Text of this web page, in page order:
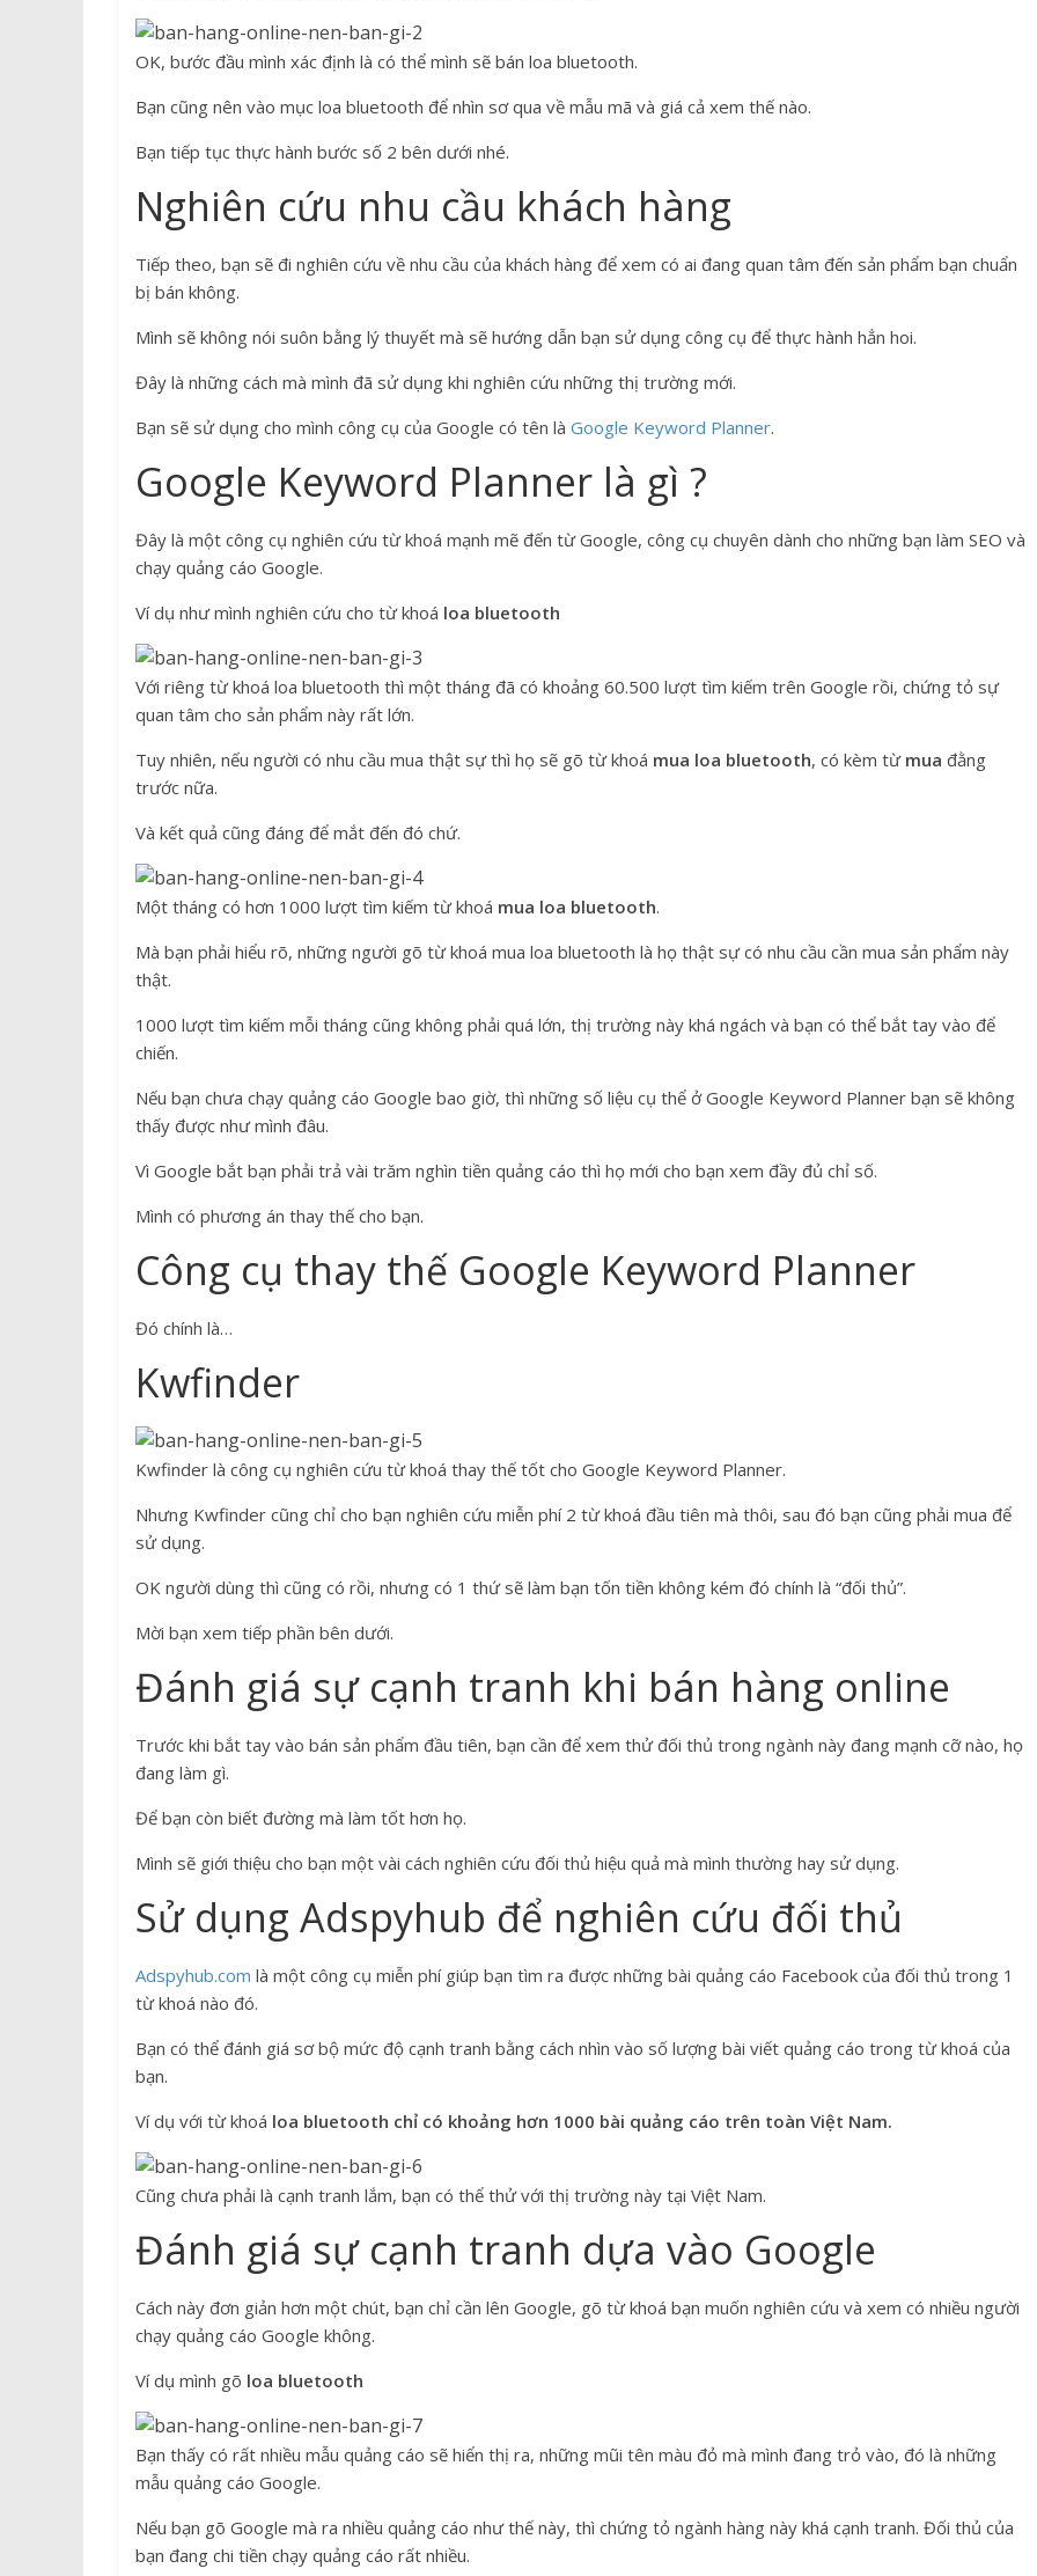
OK, bước đầu mình xác định là có thể mình sẽ bán loa bluetooth.
Bạn cũng nên vào mục loa bluetooth để nhìn sơ qua về mẫu mã và giá cả xem thế nào.
Bạn tiếp tục thực hành bước số 2 bên dưới nhé.
Nghiên cứu nhu cầu khách hàng
Tiếp theo, bạn sẽ đi nghiên cứu về nhu cầu của khách hàng để xem có ai đang quan tâm đến sản phẩm bạn chuẩn
bị bán không.
Mình sẽ không nói suôn bằng lý thuyết mà sẽ hướng dẫn bạn sử dụng công cụ để thực hành hẳn hoi.
Đây là những cách mà mình đã sử dụng khi nghiên cứu những thị trường mới.
Bạn sẽ sử dụng cho mình công cụ của Google có tên là Google Keyword Planner.
Google Keyword Planner là gì ?
Đây là một công cụ nghiên cứu từ khoá mạnh mẽ đến từ Google, công cụ chuyên dành cho những bạn làm SEO và
chạy quảng cáo Google.
Ví dụ như mình nghiên cứu cho từ khoá loa bluetooth
Với riêng từ khoá loa bluetooth thì một tháng đã có khoảng 60.500 lượt tìm kiếm trên Google rồi, chứng tỏ sự
quan tâm cho sản phẩm này rất lớn.
Tuy nhiên, nếu người có nhu cầu mua thật sự thì họ sẽ gõ từ khoá mua loa bluetooth, có kèm từ mua đằng
trước nữa.
Và kết quả cũng đáng để mắt đến đó chứ.
Một tháng có hơn 1000 lượt tìm kiếm từ khoá mua loa bluetooth.
Mà bạn phải hiểu rõ, những người gõ từ khoá mua loa bluetooth là họ thật sự có nhu cầu cần mua sản phẩm này
thật.
1000 lượt tìm kiếm mỗi tháng cũng không phải quá lớn, thị trường này khá ngách và bạn có thể bắt tay vào để
chiến.
Nếu bạn chưa chạy quảng cáo Google bao giờ, thì những số liệu cụ thể ở Google Keyword Planner bạn sẽ không
thấy được như mình đâu.
Vì Google bắt bạn phải trả vài trăm nghìn tiền quảng cáo thì họ mới cho bạn xem đầy đủ chỉ số.
Mình có phương án thay thế cho bạn.
Công cụ thay thế Google Keyword Planner
Đó chính là…
Kwfinder
Kwfinder là công cụ nghiên cứu từ khoá thay thế tốt cho Google Keyword Planner.
Nhưng Kwfinder cũng chỉ cho bạn nghiên cứu miễn phí 2 từ khoá đầu tiên mà thôi, sau đó bạn cũng phải mua để
sử dụng.
OK người dùng thì cũng có rồi, nhưng có 1 thứ sẽ làm bạn tốn tiền không kém đó chính là “đối thủ”.
Mời bạn xem tiếp phần bên dưới.
Đánh giá sự cạnh tranh khi bán hàng online
Trước khi bắt tay vào bán sản phẩm đầu tiên, bạn cần để xem thử đối thủ trong ngành này đang mạnh cỡ nào, họ
đang làm gì.
Để bạn còn biết đường mà làm tốt hơn họ.
Mình sẽ giới thiệu cho bạn một vài cách nghiên cứu đối thủ hiệu quả mà mình thường hay sử dụng.
Sử dụng Adspyhub để nghiên cứu đối thủ
Adspyhub.com là một công cụ miễn phí giúp bạn tìm ra được những bài quảng cáo Facebook của đối thủ trong 1
từ khoá nào đó.
Bạn có thể đánh giá sơ bộ mức độ cạnh tranh bằng cách nhìn vào số lượng bài viết quảng cáo trong từ khoá của
bạn.
Ví dụ với từ khoá loa bluetooth chỉ có khoảng hơn 1000 bài quảng cáo trên toàn Việt Nam.
Cũng chưa phải là cạnh tranh lắm, bạn có thể thử với thị trường này tại Việt Nam.
Đánh giá sự cạnh tranh dựa vào Google
Cách này đơn giản hơn một chút, bạn chỉ cần lên Google, gõ từ khoá bạn muốn nghiên cứu và xem có nhiều người
chạy quảng cáo Google không.
Ví dụ mình gõ loa bluetooth
Bạn thấy có rất nhiều mẫu quảng cáo sẽ hiển thị ra, những mũi tên màu đỏ mà mình đang trỏ vào, đó là những
mẫu quảng cáo Google.
Nếu bạn gõ Google mà ra nhiều quảng cáo như thế này, thì chứng tỏ ngành hàng này khá cạnh tranh. Đối thủ của
bạn đang chi tiền chạy quảng cáo rất nhiều.